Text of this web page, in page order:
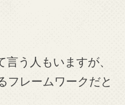
う人もいますが、
フレームワークだと